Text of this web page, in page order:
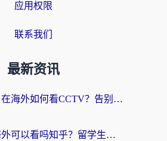
应用权限
联系我们
最新资讯
海外党亲测：在海外如何看CCTV？告别“仅限大陆播放”的实用指南
央视影音在海外可以看吗知乎？留学生亲测：3步解决地域限制+追剧自由